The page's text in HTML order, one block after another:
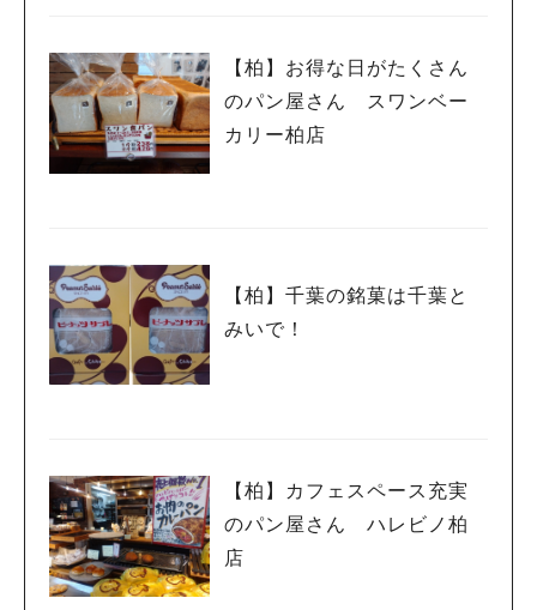
【柏】お得な日がたくさん
のパン屋さん スワンベー
カリー柏店
【柏】千葉の銘菓は千葉と
みいで！
【柏】カフェスペース充実
のパン屋さん ハレビノ柏
店